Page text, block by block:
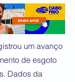
um avanço
de esgoto
Dados da